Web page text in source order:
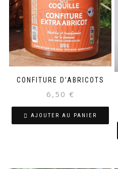
CONFITURE D’ABRICOTS
6,50 €
AJOUTER AU PANIER